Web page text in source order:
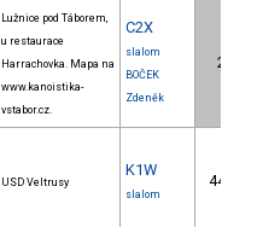
Lužnice pod Táborem,
u restaurace
Harrachovka. Mapa na
www.kanoistika-
vstabor.cz.
C2X
slalom
BOČEK
Zdeněk
2.
USD Veltrusy
K1W
slalom
44.